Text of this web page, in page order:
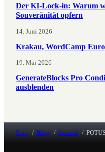
Der KI-Lock-in: Warum
Souveränität opfern
14. Juni 2026
Krakau, WordCamp
19. Mai 2026
GenerateBlocks Pro
ausblenden
Start Blog Journal